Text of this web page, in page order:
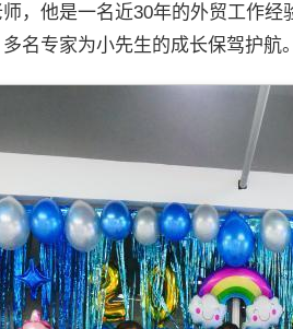
，他是一名近30年的外贸工作
名专家为小先生的成长保驾护航